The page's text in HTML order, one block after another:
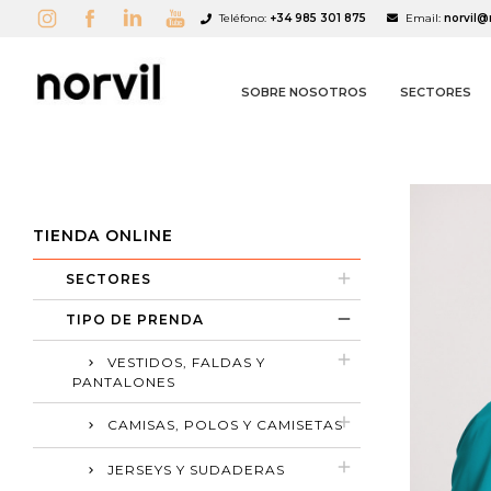
Teléfono: +34 985 301 875 Email:
SOBRE NOSOTROS SECTORES
TIENDA ONLINE
SECTORES
TIPO DE PRENDA
VESTIDOS, FALDAS Y
PANTALONES
CAMISAS, POLOS Y CAMISETAS
JERSEYS Y SUDADERAS